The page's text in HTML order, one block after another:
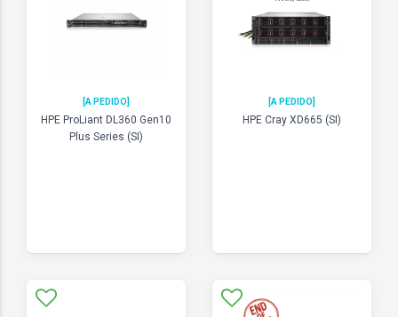
[A PEDIDO]
HPE ProLiant DL360 Gen10
Plus Series (SI)
[A PEDIDO]
HPE Cray XD665 (SI)